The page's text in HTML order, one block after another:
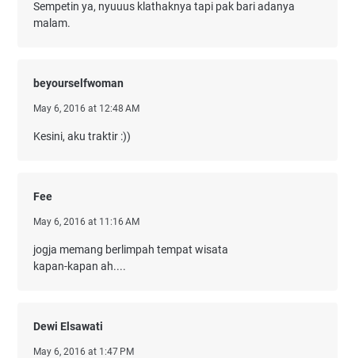
Sempetin ya, nyuuus klathaknya tapi pak bari adanya
malam.
beyourselfwoman
May 6, 2016 at 12:48 AM
Kesini, aku traktir :))
Fee
May 6, 2016 at 11:16 AM
jogja memang berlimpah tempat wisata
kapan-kapan ah....
Dewi Elsawati
May 6, 2016 at 1:47 PM